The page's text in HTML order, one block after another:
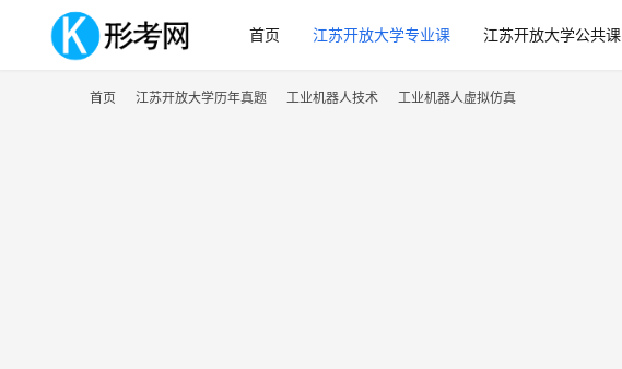
首页 江苏开放大学专业课 江苏开放大学公共课
首页 江苏开放大学历年真题 工业机器人技术 工业机器人虚拟仿真